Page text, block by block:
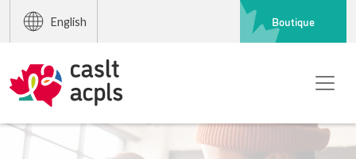
English Boutique